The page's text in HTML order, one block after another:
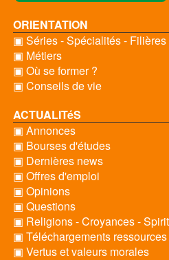
ORIENTATION
▣ Séries - Spécialités - Filières
▣ Métiers
▣ Où se former ?
▣ Conseils de vie
ACTUALITéS
▣ Annonces
▣ Bourses d'études
▣ Dernières news
▣ Offres d'emploi
▣ Opinions
▣ Questions
▣ Religions - Croyances -
▣ Téléchargements
▣ Vertus et valeurs morales